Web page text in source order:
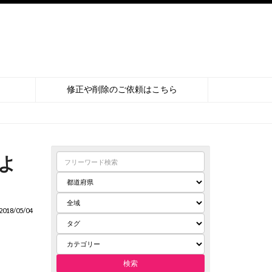
修正や削除のご依頼はこちら
05/04